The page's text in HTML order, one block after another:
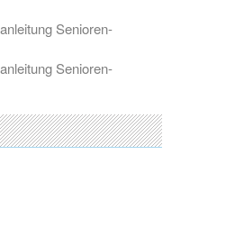
Senioren-
Senioren-